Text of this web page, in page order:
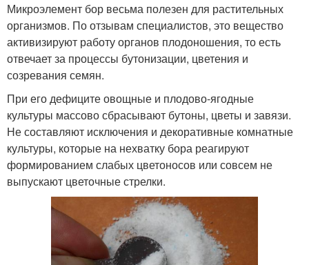
Микроэлемент бор весьма полезен для растительных
организмов. По отзывам специалистов, это вещество
активизируют работу органов плодоношения, то есть
отвечает за процессы бутонизации, цветения и
созревания семян.
При его дефиците овощные и плодово-ягодные
культуры массово сбрасывают бутоны, цветы и завязи.
Не составляют исключения и декоративные комнатные
культуры, которые на нехватку бора реагируют
формированием слабых цветоносов или совсем не
выпускают цветочные стрелки.